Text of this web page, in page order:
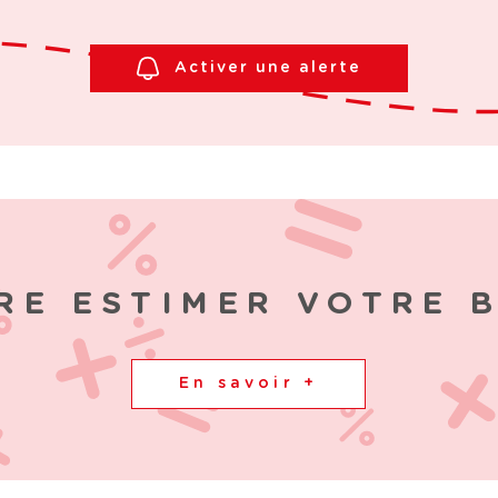
Activer une alerte
ESTIMER VOTRE
En savoir +